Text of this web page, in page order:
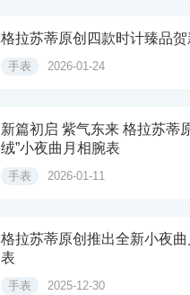
格拉苏蒂原创四款时计臻品贺
手表 2026-01-24
新篇初启 紫气东来 格拉苏蒂
绒”小夜曲月相腕表
手表 2026-01-11
格拉苏蒂原创推出全新小夜
表
手表 2025-12-30